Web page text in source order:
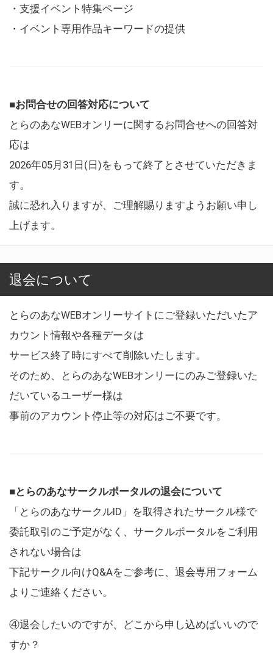
・支援イベント特集ページ
・イベント専用作品キーワードの提供
■お問合せの回答対応について
とらのあなWEBオンリーに関するお問合せへの回答対
応は
2026年05月31日(日)をもって終了とさせていただきま
す。
誠に恐れ入りますが、ご理解賜りますようお願い申し
上げます。
退会について
とらのあなWEBオンリーサイトにご登録いただいたア
カウント情報や各種データは
サービス終了時にすべて削除いたします。
そのため、とらのあなWEBオンリーにのみご登録いた
だいているユーザー様は
事前のアカウント停止等の対応はご不要です。
■とらのあなサークルポータルの退会について
「とらのあなサークルID」を取得されたサークル様で
委託取引のご予定がなく、サークルポータルをご利用
されない場合は
下記サークル向けQ&Aをご参考に、退会専用フォーム
よりご連絡ください。
④退会したいのですが、どこから申し込めばいいので
すか？